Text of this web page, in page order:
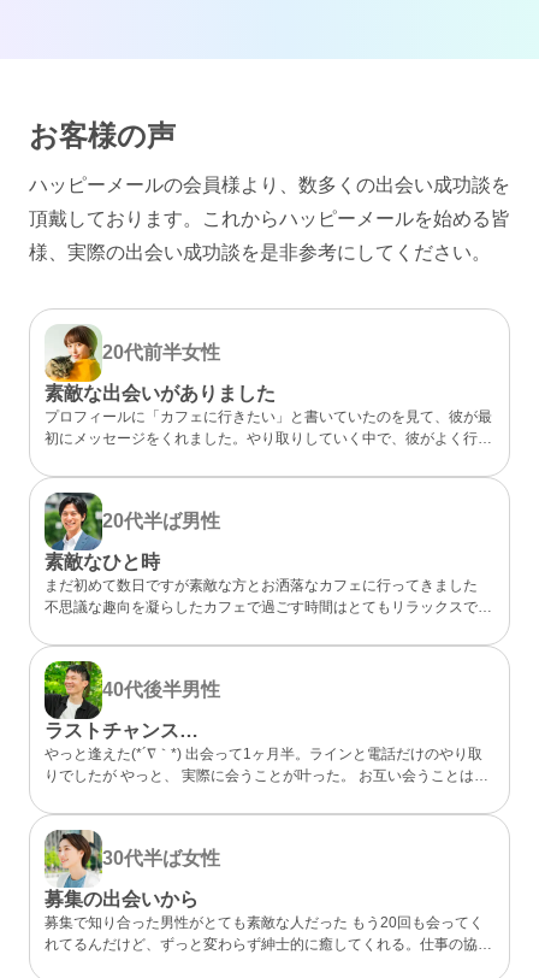
お客様の声
ハッピーメールの会員様より、数多くの出会い成功談を
頂戴しております。
これからハッピーメールを始める皆
様、実際の出会い成功談を是非参考にしてください。
20代前半女性
素敵な出会いがありました
プロフィールに「カフェに行きたい」と書いていたのを見て、彼が最
初にメッセージをくれました。やり取りしていく中で、彼がよく行く
となく気になるところが一緒だったので、私的には今までになくメッ
セージが盛り上がり嬉しかったです。 カフェに誘ってもらい、実際
にお会いするととっても話しやすくて、時間があっという間。 少し
年上でしたが、気を使わずに話せる感じが心地よくて、「また会いた
いな」と素直に伝えました。彼のちょっと嬉しそうな顔をみたら、思
わずドキドキしました。 成功談でいいのか…まだどうなるかはわか
らないけど、出会えてよかったと思える人になりました。
20代半ば男性
素敵なひと時
まだ初めて数日ですが素敵な方とお洒落なカフェに行ってきました
不思議な趣向を凝らしたカフェで過ごす時間はとてもリラックスでき
もお互い良い出会いを探したいですね
40代後半男性
ラストチャンス…
やっと逢えた(*´∇｀*) 出会って1ヶ月半。ラインと電話だけのやり取
りでしたが やっと、 実際に会うことが叶った。 お互い会うことは諦
の可愛い、 メガネの似合う、 タイプの方でした。 ホント、大切にし
たいと思った。 また会う約束もできた。 こんな僕と… ありがとう(*
´∇｀*)
30代半ば女性
募集の出会いから
募集で知り合った男性がとても素敵な人だった もう20回も会ってく
れてるんだけど、ずっと変わらず紳士的に癒してくれる。仕事の協力